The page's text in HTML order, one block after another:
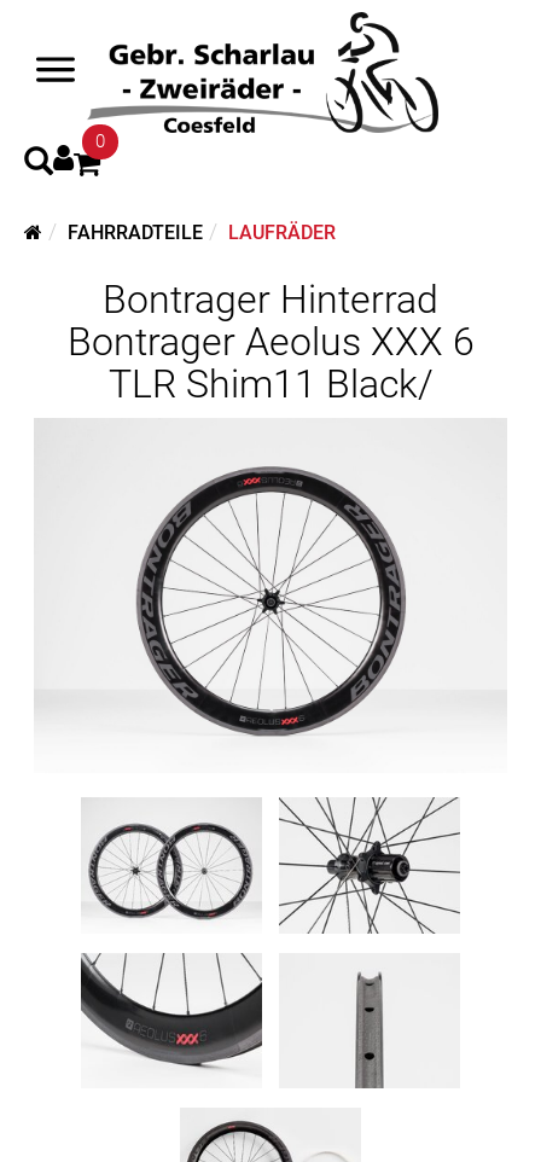
0
FAHRRADTEILE LAUFRÄDER
Bontrager Hinterrad
Bontrager Aeolus XXX 6
TLR Shim11 Black/